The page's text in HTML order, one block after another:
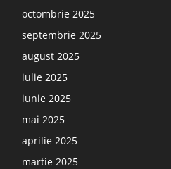
octombrie 2025
septembrie 2025
august 2025
iulie 2025
iunie 2025
mai 2025
aprilie 2025
martie 2025